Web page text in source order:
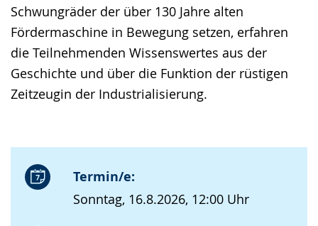
Schwungräder der über 130 Jahre alten
Fördermaschine in Bewegung setzen, erfahren
die Teilnehmenden Wissenswertes aus der
Geschichte und über die Funktion der rüstigen
Zeitzeugin der Industrialisierung.
Termin/e:
Sonntag, 16.8.2026, 12:00 Uhr